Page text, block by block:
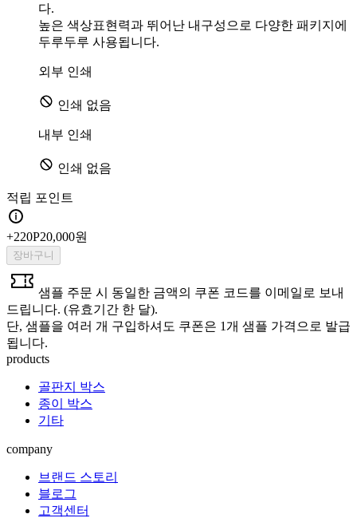
다.
높은 색상표현력과 뛰어난 내구성으로 다양한 패키지에
두루두루 사용됩니다.
외부 인쇄
인쇄 없음
내부 인쇄
인쇄 없음
적립 포인트
+220P20,000원
장바구니
샘플 주문 시 동일한 금액의 쿠폰 코드를 이메일로 보내
드립니다. (유효기간 한 달).
단, 샘플을 여러 개 구입하셔도 쿠폰은 1개 샘플 가격으로 발급
됩니다.
products
골판지 박스
종이 박스
기타
company
브랜드 스토리
블로그
고객센터